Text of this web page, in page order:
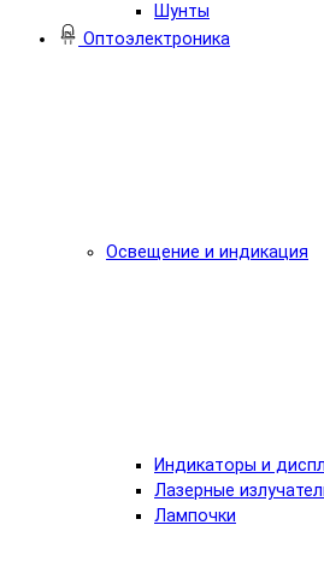
Шунты
Оптоэлектроника
Освещение и индикация
Индикаторы и
Лазерные
Лампочки